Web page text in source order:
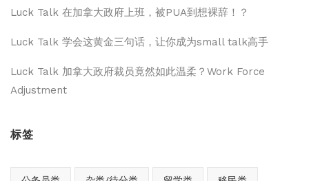
Luck Talk 在加拿大政府上班，被PUA到想裸辞！？
Luck Talk 学会这黄金三句话，让你成为small talk高手
Luck Talk 加拿大政府裁员竟然如此温柔？Work Force
Adjustment
标签